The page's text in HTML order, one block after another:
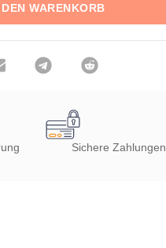
WARENKORB
Sichere Zahlungen